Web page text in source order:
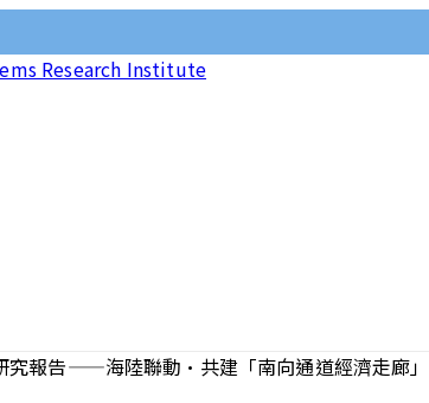
Research Institute
究報告——海陸聯動·共建「南向通道經濟走廊」